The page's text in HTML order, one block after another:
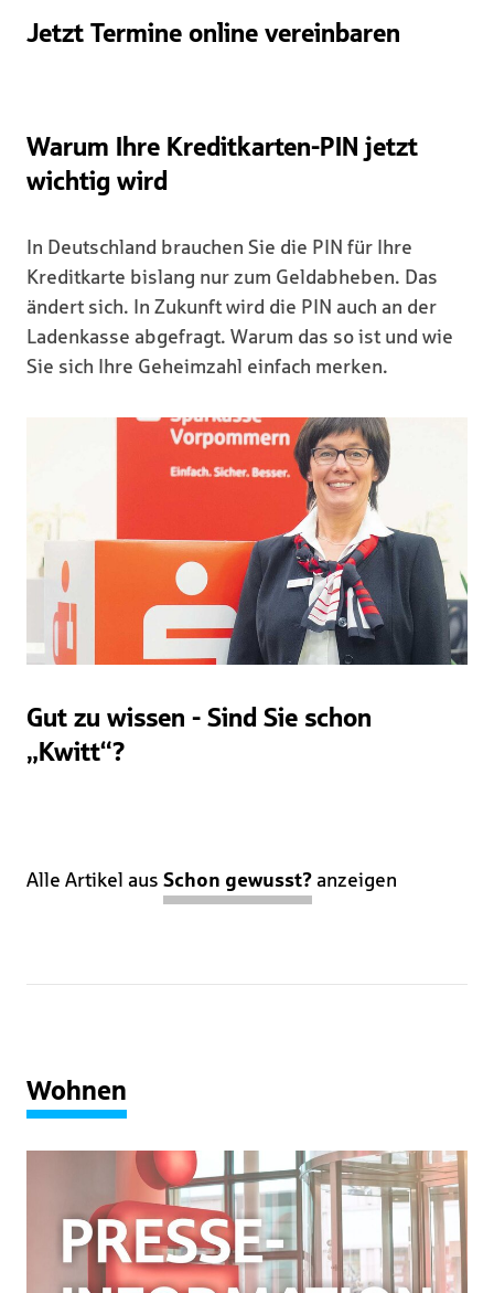
Jetzt Termine online vereinbaren
Warum Ihre Kreditkarten-PIN jetzt
wichtig wird
In Deutschland brauchen Sie die PIN für Ihre
Kreditkarte bislang nur zum Geldabheben. Das
ändert sich. In Zukunft wird die PIN auch an der
Ladenkasse abgefragt. Warum das so ist und wie
Sie sich Ihre Geheimzahl einfach merken.
Gut zu wissen - Sind Sie schon
„Kwitt“?
Alle Artikel aus Schon gewusst? anzeigen
Wohnen